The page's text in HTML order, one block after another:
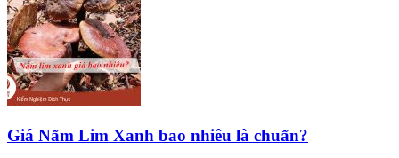
Giá Nấm Lim Xanh bao nhiêu là chuẩn?